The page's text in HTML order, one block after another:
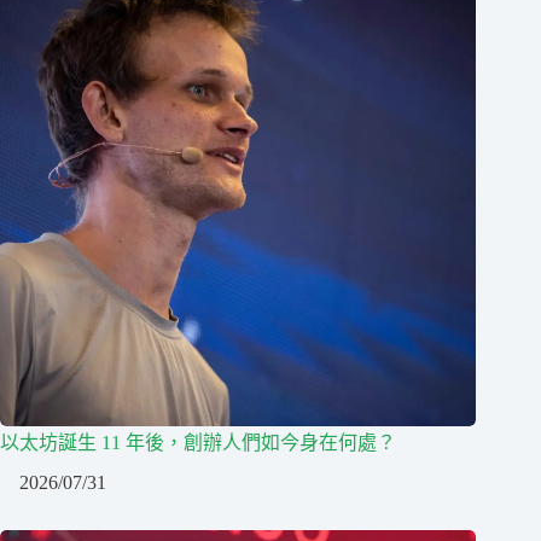
以太坊誕生 11 年後，創辦人們如今身在何處？
2026/07/31